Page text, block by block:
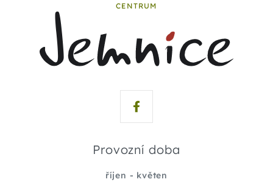
CENTRUM
Provozní doba
říjen - květen